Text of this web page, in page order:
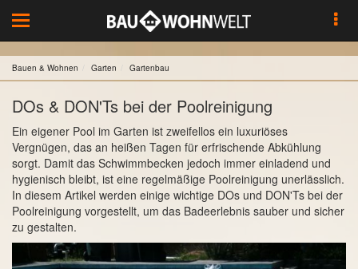
Toggle
navigation
Bauen & Wohnen Garten Gartenbau
DOs & DON'Ts bei der Poolreinigung
Ein eigener Pool im Garten ist zweifellos ein luxuriöses
Vergnügen, das an heißen Tagen für erfrischende Abkühlung
sorgt. Damit das Schwimmbecken jedoch immer einladend und
hygienisch bleibt, ist eine regelmäßige Poolreinigung unerlässlich.
In diesem Artikel werden einige wichtige DOs und DON'Ts bei der
Poolreinigung vorgestellt, um das Badeerlebnis sauber und sicher
zu gestalten.